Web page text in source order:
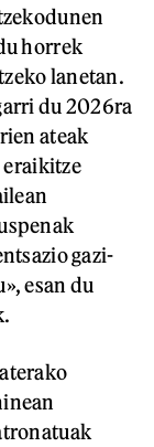
horrek
lanetan.
du 2026ra
ateak
eraikitze
gazi-
esan du